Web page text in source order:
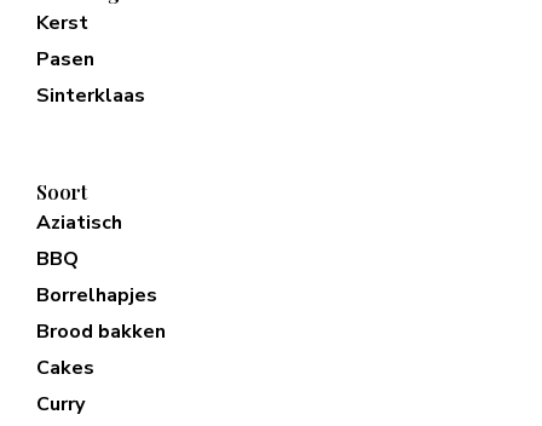
Kerst
Pasen
Sinterklaas
Soort
Aziatisch
BBQ
Borrelhapjes
Brood bakken
Cakes
Curry